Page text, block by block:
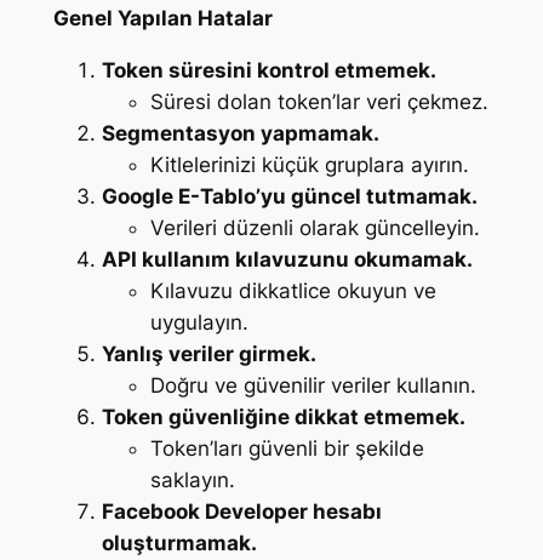
Genel Yapılan Hatalar
Token süresini kontrol etmemek.
Süresi dolan token’lar veri çekmez.
Segmentasyon yapmamak.
Kitlelerinizi küçük gruplara ayırın.
Google E-Tablo’yu güncel tutmamak.
Verileri düzenli olarak güncelleyin.
API kullanım kılavuzunu okumamak.
Kılavuzu dikkatlice okuyun ve
uygulayın.
Yanlış veriler girmek.
Doğru ve güvenilir veriler kullanın.
Token güvenliğine dikkat etmemek.
Token’ları güvenli bir şekilde
saklayın.
Facebook Developer hesabı
oluşturmamak.